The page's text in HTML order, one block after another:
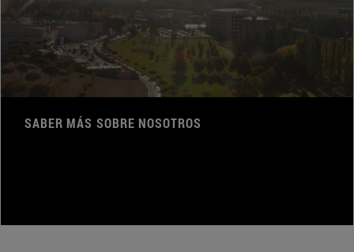
SABER MÁS SOBRE NOSOTROS